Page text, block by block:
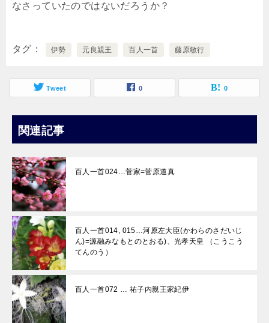
なさっていたのではないだろうか？
タグ 伊勢 元良親王 百人一首 藤原敏行
Tweet 0 0
関連記事
百人一首024…菅家=菅原道真
百人一首014, 015…河原左大臣(かわらのさだいじ
ん)=源融みなもとのとおる)、光孝天皇 （こうこう
てんのう）
百人一首072 … 祐子内親王家紀伊